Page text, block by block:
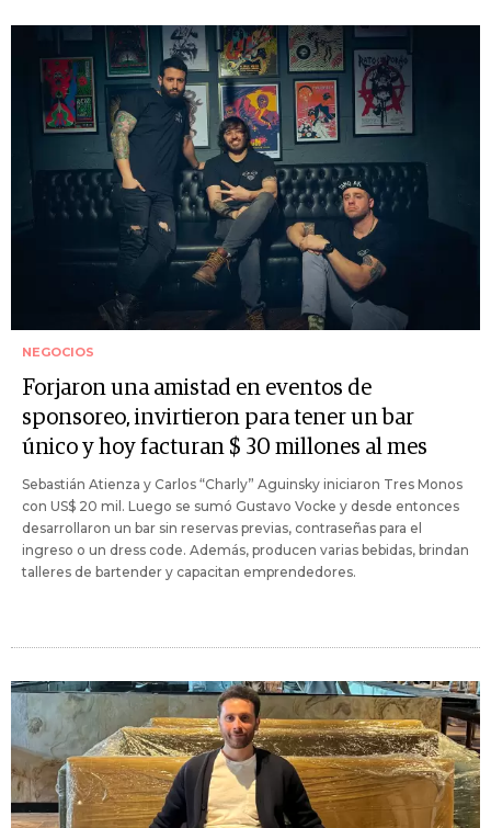
NEGOCIOS
Forjaron una amistad en eventos de
sponsoreo, invirtieron para tener un bar
único y hoy facturan $ 30 millones al mes
Sebastián Atienza y Carlos “Charly” Aguinsky iniciaron Tres Monos
con US$ 20 mil. Luego se sumó Gustavo Vocke y desde entonces
desarrollaron un bar sin reservas previas, contraseñas para el
ingreso o un dress code. Además, producen varias bebidas, brindan
talleres de bartender y capacitan emprendedores.